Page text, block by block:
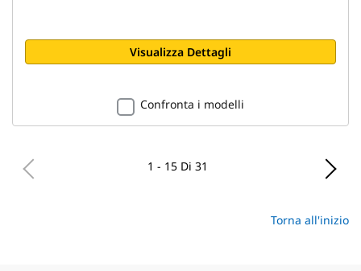
Visualizza Dettagli
Confronta i modelli
1 - 15 Di 31
Torna all'inizio